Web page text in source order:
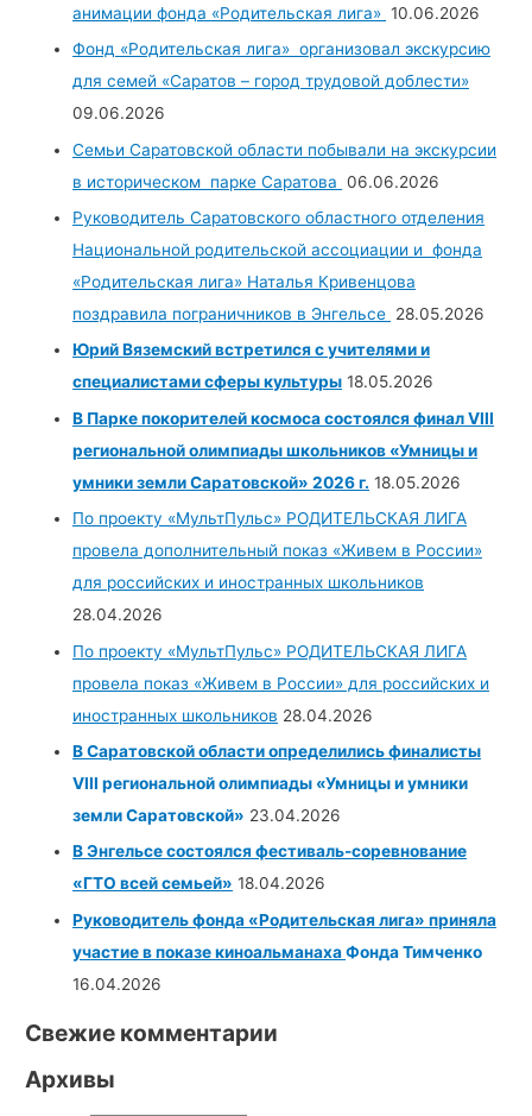
анимации фонда «Родительская лига» 10.06.2026
Фонд «Родительская лига» организовал экскурсию
для семей «Саратов – город трудовой доблести»
09.06.2026
Семьи Саратовской области побывали на экскурсии
в историческом парке Саратова 06.06.2026
Руководитель Саратовского областного отделения
Национальной родительской ассоциации и фонда
«Родительская лига» Наталья Кривенцова
поздравила пограничников в Энгельсе 28.05.2026
Юрий Вяземский встретился с учителями и
специалистами сферы культуры 18.05.2026
В Парке покорителей космоса состоялся финал VIII
региональной олимпиады школьников «Умницы и
умники земли Саратовской» 2026 г. 18.05.2026
По проекту «МультПульс» РОДИТЕЛЬСКАЯ ЛИГА
провела дополнительный показ «Живем в России»
для российских и иностранных школьников
28.04.2026
По проекту «МультПульс» РОДИТЕЛЬСКАЯ ЛИГА
провела показ «Живем в России» для российских и
иностранных школьников 28.04.2026
В Саратовской области определились финалисты
VIII региональной олимпиады «Умницы и умники
земли Саратовской» 23.04.2026
В Энгельсе состоялся фестиваль-соревнование
«ГТО всей семьей» 18.04.2026
Руководитель фонда «Родительская лига» приняла
участие в показе киноальманахаФонда Тимченко
16.04.2026
Свежие комментарии
Архивы